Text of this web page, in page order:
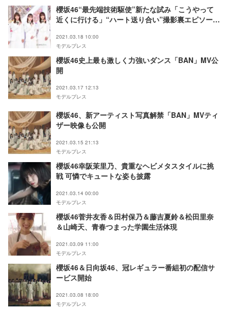
櫻坂46“最先端技術駆使”新たな試み「こうやって
近くに行ける」“ハート送り合い”撮影裏エピソード
2021.03.18 10:00
モデルプレス
櫻坂46史上最も激しく力強いダンス「BAN」MV公
開
2021.03.17 12:13
モデルプレス
櫻坂46、新アーティスト写真解禁「BAN」MVティ
ザー映像も公開
2021.03.15 21:13
モデルプレス
櫻坂46幸阪茉里乃、貴重なヘビメタスタイルに挑
戦 可憐でキュートな姿も披露
2021.03.14 00:00
モデルプレス
櫻坂46菅井友香＆田村保乃＆藤吉夏鈴＆松田里奈
＆山崎天、青春つまった学園生活体現
2021.03.09 11:00
モデルプレス
櫻坂46＆日向坂46、冠レギュラー番組初の配信サ
ービス開始
2021.03.08 18:00
モデルプレス